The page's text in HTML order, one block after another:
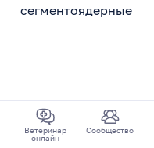
Ветеринар
онлайн
Сообщество
сегментоядерные